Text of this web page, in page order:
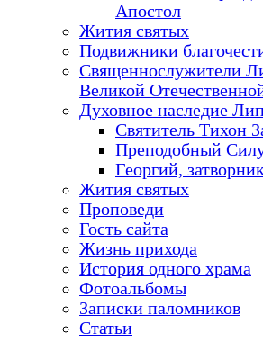
Апостол
Жития святых
Подвижники
Священнослужители
Великой
Духовное наследие
Святитель Тихон
Преподобный
Георгий,
Жития святых
Проповеди
Гость сайта
Жизнь прихода
История одного храма
Фотоальбомы
Записки паломников
Статьи